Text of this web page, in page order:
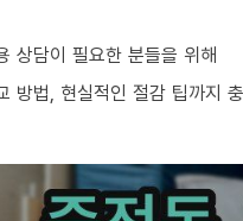
상담이 필요한 분들을 위해
방법, 현실적인 절감 팁까지